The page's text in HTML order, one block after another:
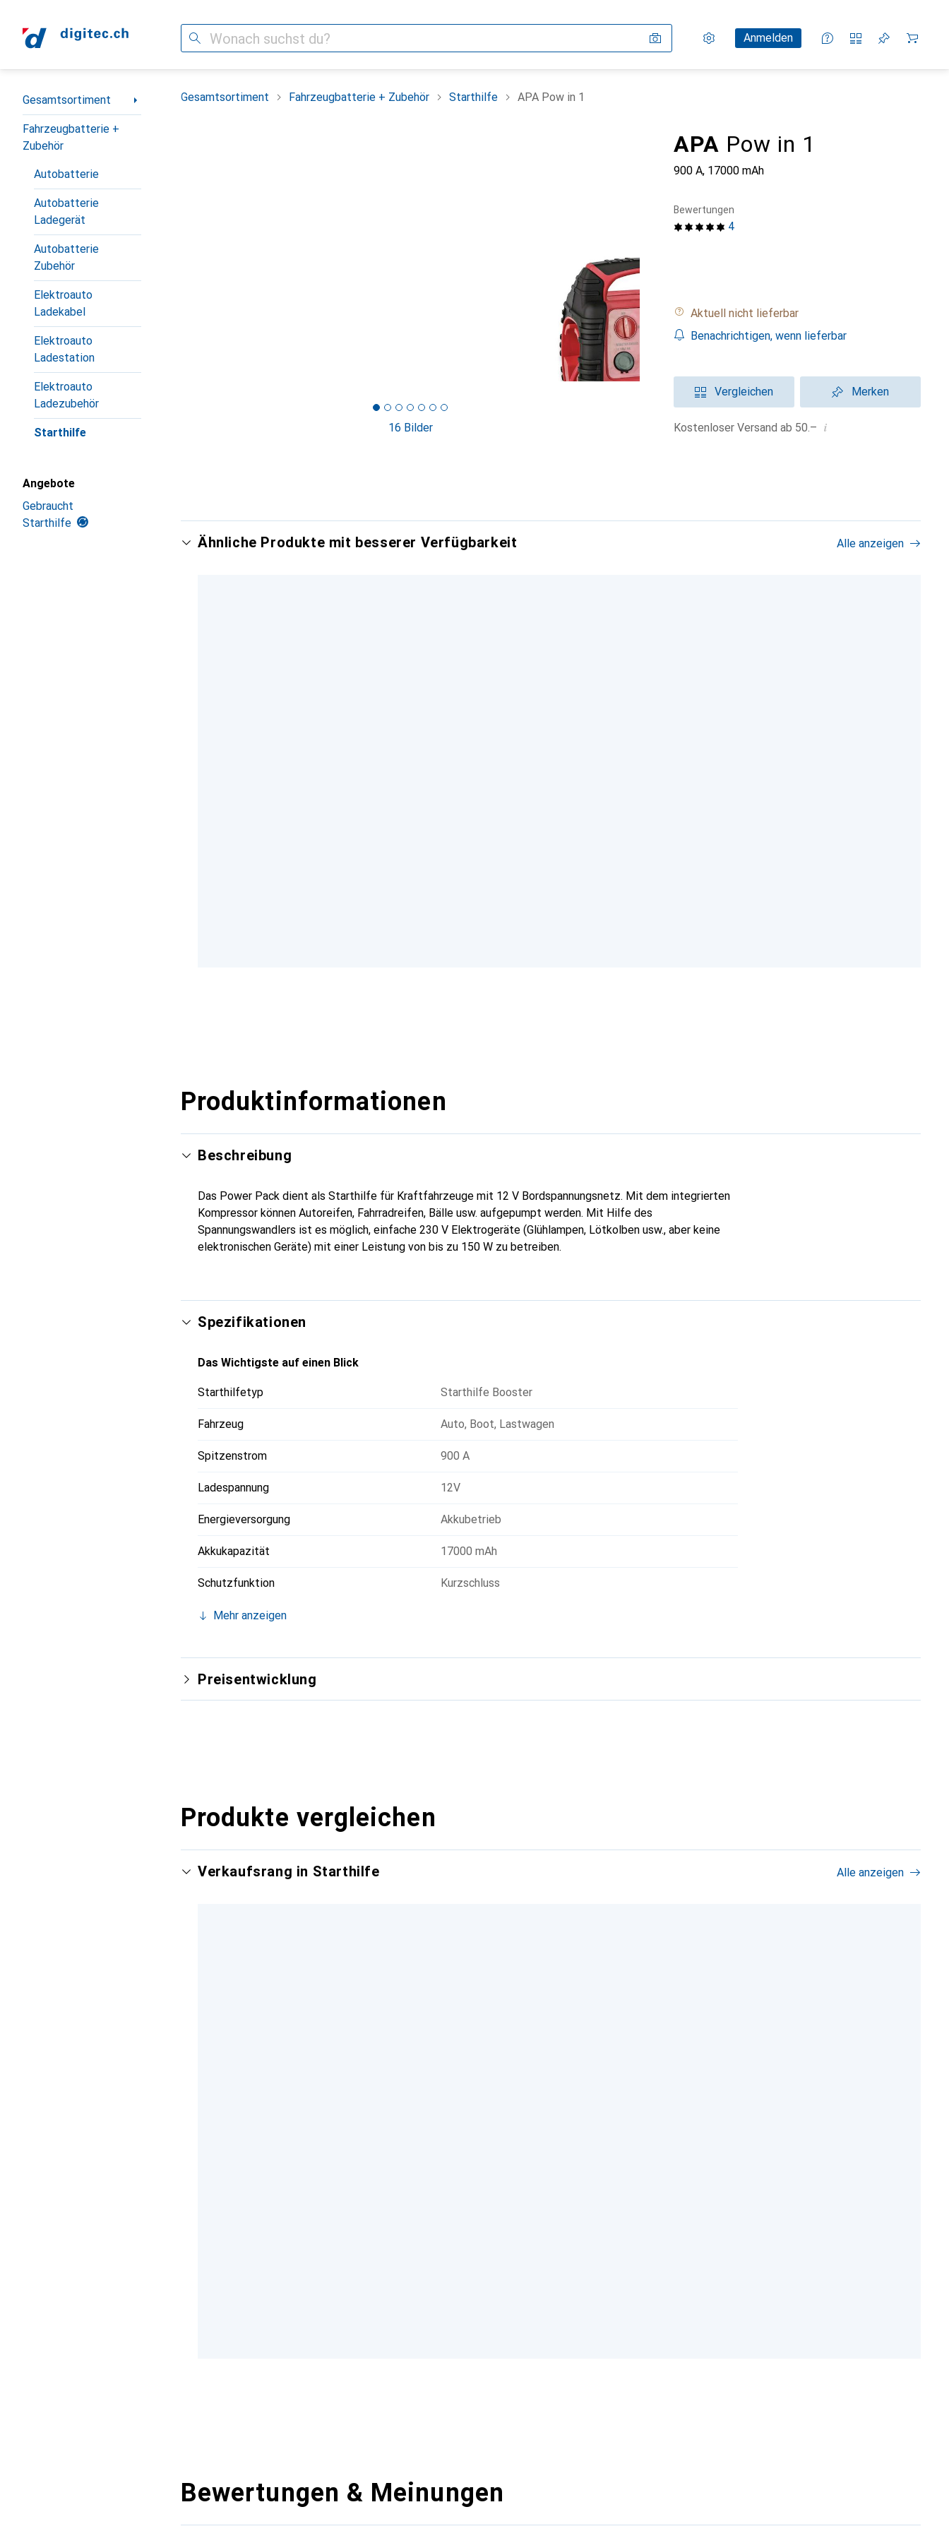
Suche Einstellungen
KundenkontoAnmelden
Vergleichslisten
Merklisten
Warenkorb
Navigation nach Kategorien
Gesamtsortiment
Fahrzeugbatterie +
Zubehör
Autobatterie
Autobatterie
Ladegerät
Autobatterie
Zubehör
Elektroauto
Ladekabel
Elektroauto
Ladestation
Elektroauto
Ladezubehör
Starthilfe
Angebote
Gebraucht
Starthilfe
Gesamtsortiment Fahrzeugbatterie + Zubehör Starthilfe APA Pow in 1
16 Bilder
APA Pow in 1
900 A, 17000 mAh
4
Bewertungen
Aktuell nicht lieferbar
Benachrichtigen, wenn lieferbar
Vergleichen Merken
Kostenloser Versand ab 50.– i
Ähnliche Produkte mit besserer Verfügbarkeit Alle anzeigen
Produktinformationen
Beschreibung
Das Power Pack dient als Starthilfe für Kraftfahrzeuge mit 12 V Bordspannungsnetz. Mit dem integrierten
Kompressor können Autoreifen, Fahrradreifen, Bälle usw. aufgepumpt werden. Mit Hilfe des
Spannungswandlers ist es möglich, einfache 230 V Elektrogeräte (Glühlampen, Lötkolben usw., aber keine
elektronischen Geräte) mit einer Leistung von bis zu 150 W zu betreiben.
Spezifikationen
Das Wichtigste auf einen Blick
Starthilfetyp Starthilfe Booster
Fahrzeug Auto, Boot, Lastwagen
Spitzenstrom 900 A
Ladespannung 12V
Energieversorgung Akkubetrieb
Akkukapazität 17000 mAh
Schutzfunktion Kurzschluss
Mehr anzeigen
Preisentwicklung
Produkte vergleichen
Verkaufsrang in Starthilfe Alle anzeigen
Bewertungen & Meinungen